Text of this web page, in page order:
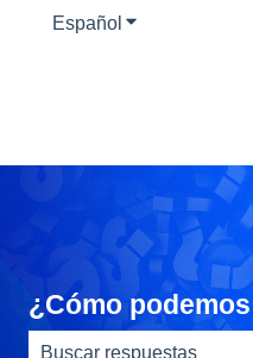
Español Traducciones
¿Cómo